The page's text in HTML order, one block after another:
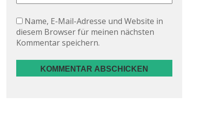
Name, E-Mail-Adresse und Website in
diesem Browser für meinen nächsten
Kommentar speichern.